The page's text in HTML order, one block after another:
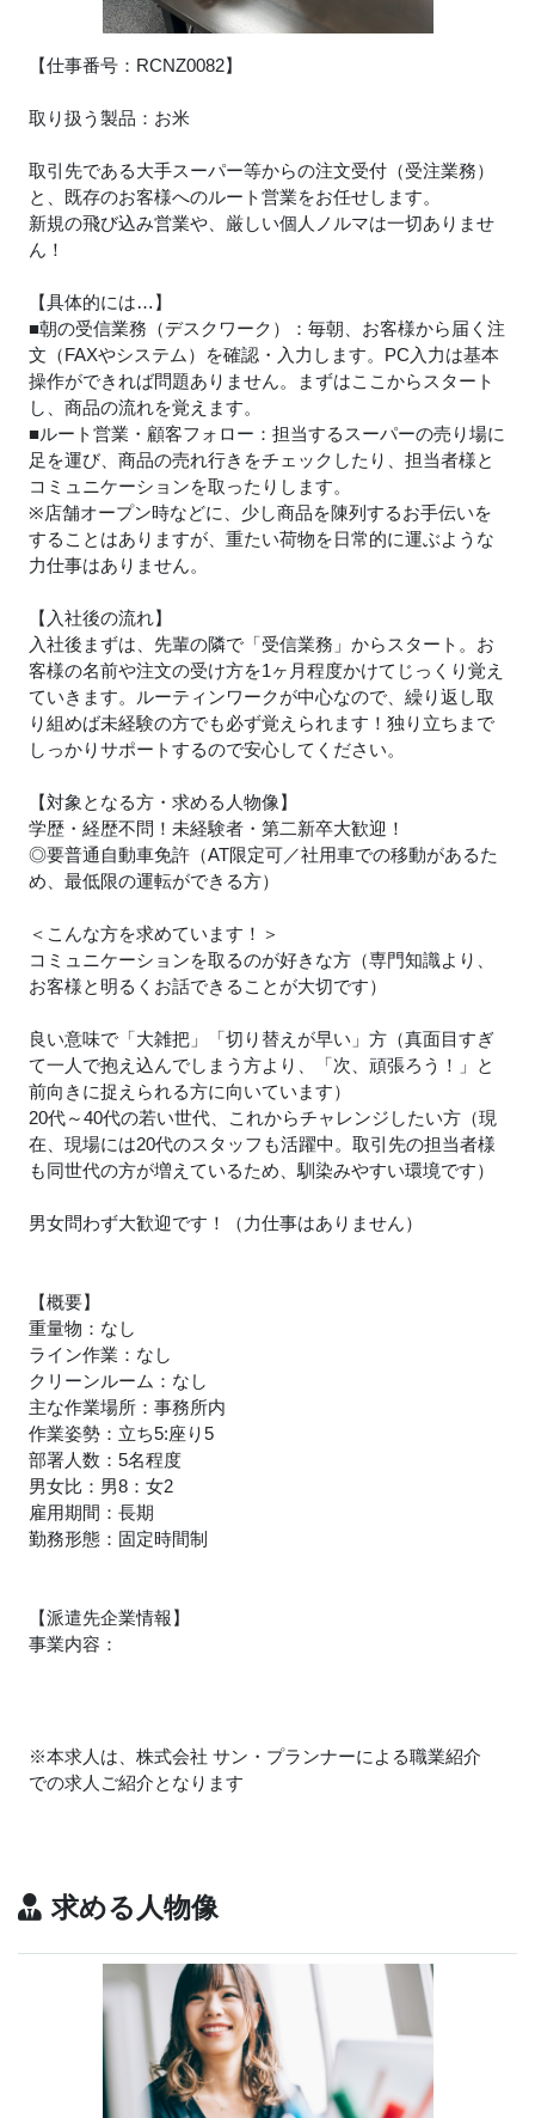
【仕事番号：RCNZ0082】
取り扱う製品：お米
取引先である大手スーパー等からの注文受付（受注業務）
と、既存のお客様へのルート営業をお任せします。
新規の飛び込み営業や、厳しい個人ノルマは一切ありませ
ん！
【具体的には…】
■朝の受信業務（デスクワーク）：毎朝、お客様から届く注
文（FAXやシステム）を確認・入力します。PC入力は基本
操作ができれば問題ありません。まずはここからスタート
し、商品の流れを覚えます。
■ルート営業・顧客フォロー：担当するスーパーの売り場に
足を運び、商品の売れ行きをチェックしたり、担当者様と
コミュニケーションを取ったりします。
※店舗オープン時などに、少し商品を陳列するお手伝いを
することはありますが、重たい荷物を日常的に運ぶような
力仕事はありません。
【入社後の流れ】
入社後まずは、先輩の隣で「受信業務」からスタート。お
客様の名前や注文の受け方を1ヶ月程度かけてじっくり覚え
ていきます。ルーティンワークが中心なので、繰り返し取
り組めば未経験の方でも必ず覚えられます！独り立ちまで
しっかりサポートするので安心してください。
【対象となる方・求める人物像】
学歴・経歴不問！未経験者・第二新卒大歓迎！
◎要普通自動車免許（AT限定可／社用車での移動があるた
め、最低限の運転ができる方）
＜こんな方を求めています！＞
コミュニケーションを取るのが好きな方（専門知識より、
お客様と明るくお話できることが大切です）
良い意味で「大雑把」「切り替えが早い」方（真面目すぎ
て一人で抱え込んでしまう方より、「次、頑張ろう！」と
前向きに捉えられる方に向いています）
20代～40代の若い世代、これからチャレンジしたい方（現
在、現場には20代のスタッフも活躍中。取引先の担当者様
も同世代の方が増えているため、馴染みやすい環境です）
男女問わず大歓迎です！（力仕事はありません）
【概要】
重量物：なし
ライン作業：なし
クリーンルーム：なし
主な作業場所：事務所内
作業姿勢：立ち5:座り5
部署人数：5名程度
男女比：男8：女2
雇用期間：長期
勤務形態：固定時間制
【派遣先企業情報】
事業内容：
※本求人は、株式会社 サン・プランナーによる職業紹介
での求人ご紹介となります
求める人物像